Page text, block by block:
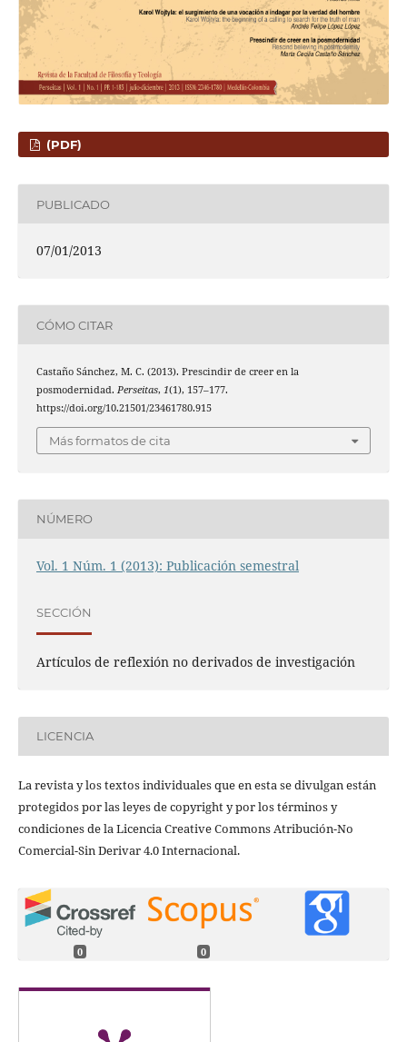
(PDF)
PUBLICADO
07/01/2013
CÓMO CITAR
Castaño Sánchez, M. C. (2013). Prescindir de creer en la
posmodernidad. Perseitas, 1(1), 157–177.
https://doi.org/10.21501/23461780.915
Más formatos de cita
NÚMERO
Vol. 1 Núm. 1 (2013): Publicación semestral
SECCIÓN
Artículos de reflexión no derivados de investigación
LICENCIA
La revista y los textos individuales que en esta se divulgan están
protegidos por las leyes de copyright y por los términos y
condiciones de la Licencia Creative Commons Atribución-No
Comercial-Sin Derivar 4.0 Internacional.
0 0